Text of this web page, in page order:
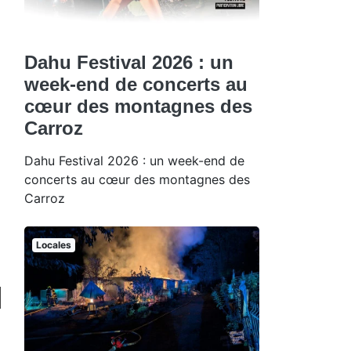
Dahu Festival 2026 : un
week-end de concerts au
cœur des montagnes des
Carroz
Dahu Festival 2026 : un week-end de
concerts au cœur des montagnes des
Carroz
Locales